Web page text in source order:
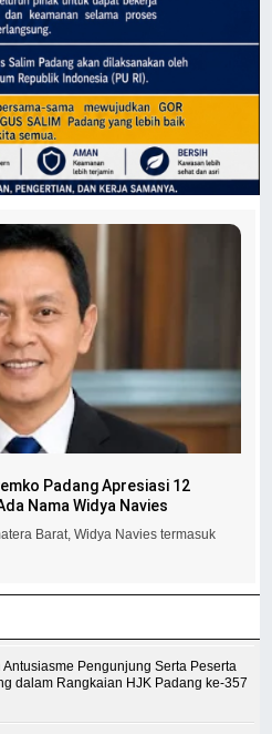
Padang Apresiasi 12
Nama Widya Navies
Barat, Widya Navies termasuk
Antusiasme Pengunjung Serta Peserta
dalam Rangkaian HJK Padang ke-357